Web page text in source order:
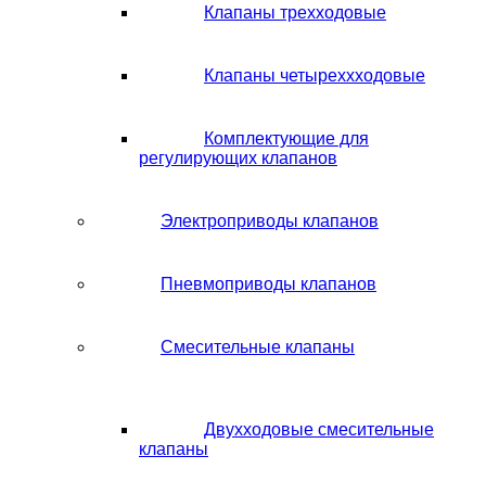
Клапаны трехходовые
Клапаны четыреххходовые
Комплектующие для
регулирующих клапанов
Электроприводы клапанов
Пневмоприводы клапанов
Смесительные клапаны
Двухходовые смесительные
клапаны